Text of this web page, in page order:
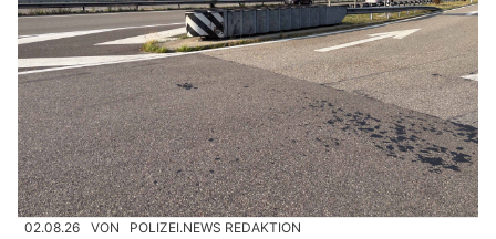
02.08.26 VON POLIZEI.NEWS REDAKTION